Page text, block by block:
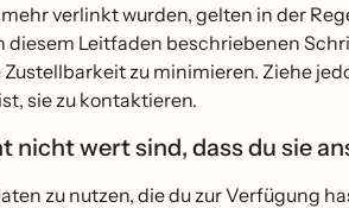
verlinkt wurden, gelten in der
diesem Leitfaden beschriebenen
zu minimieren. Ziehe
sie zu kontaktieren.
nicht wert sind, dass du sie
zu nutzen, die du zur Verfügung